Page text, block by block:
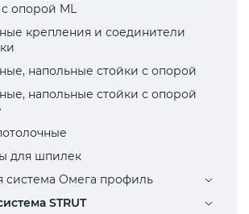
опорой ML
крепления и соединители
напольные стойки с опорой
напольные стойки с опорой
для шпилек
система Омега профиль
STRUT